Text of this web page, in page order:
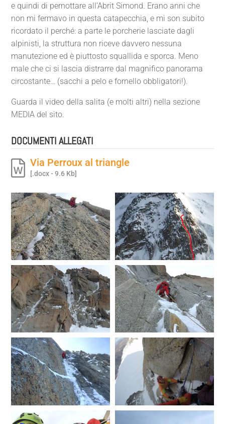
e quindi di pernottare all’Abrit Simond. Erano anni che
non mi fermavo in questa catapecchia, e mi son subito
ricordato il perché: a parte le porcherie lasciate dagli
alpinisti, la struttura non riceve davvero nessuna
manutezione ed è piuttosto squallida e sporca. Meno
male che ci si lascia distrarre dal magnifico panorama
circostante… (sacchi a pelo e fornello obbligatori!).
Guarda il video della salita (e molti altri) nella sezione
MEDIA del sito.
DOCUMENTI ALLEGATI
Via Perroux al triangle
[.docx - 9.6 Kb]